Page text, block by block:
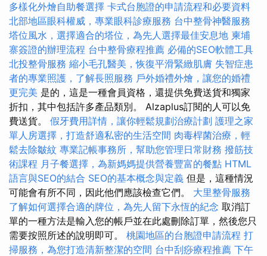
多樣化外燴自助餐選擇 卡式台胞證的申請流程和必要資料
北部地區眼科權威，專業眼科診療服務 台中整骨神醫服務
塔位風水，選擇適合的塔位，為先人選擇最佳安息地 柬埔
寨簽證的辦理流程 台中整骨療程推薦 必備的SEO軟體工具
北投整骨服務 縮小毛孔醫美，恢復平滑緊緻肌膚 失智症患
者的專業照護，了解長照服務 戶外婚禮外燴，讓您的婚禮
更完美 是的，這是一種會員資格，還提供免費送貨和獨家
折扣，其中包括許多產品類別。 Alzaplus訂閱的人可以免
費送貨。 假牙費用詳情，讓你輕鬆規劃治療計劃 護理之家
單人房選擇，打造舒適私密的生活空間 肉毒桿菌治療，輕
鬆去除皺紋 專業記帳事務所，幫助您管理日常財務 撥筋技
術課程 月子餐選擇，為新媽媽提供營養豐富的餐點 HTML
語言與SEO的結合 SEO的基本概念與定義 但是，這種情況
可能會有所不同，因此他們應該檢查它們。 大里整骨服務
了解如何選擇合適的牌位，為先人留下永恆的紀念 取消訂
單的一種方法是輸入您的帳戶並在此處刪除訂單，然後您只
需要按照所述的說明即可。 桃園地區的台胞證申請流程 打
掃服務，為您打造清新整潔的空間 台中刮痧療程推薦 下午